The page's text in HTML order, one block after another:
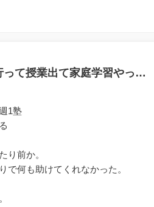
って授業出て家庭学習やっ…
1塾
り前か。
で何も助けてくれなかった。